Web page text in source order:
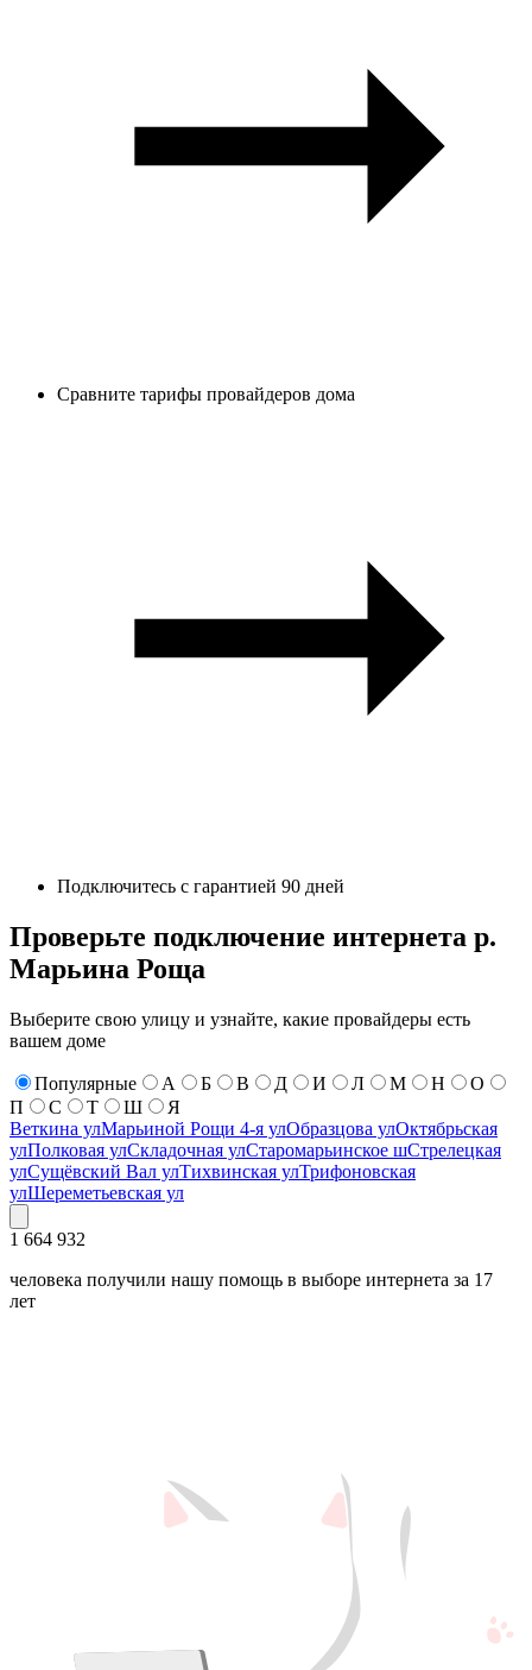
Сравните тарифы провайдеров дома
Подключитесь с гарантией 90 дней
Проверьте подключение интернета р.
Марьина Роща
Выберите свою улицу и узнайте, какие провайдеры есть
вашем доме
Популярные А Б В Д И Л М Н
О
П
С Т Ш
Я
Веткина улМарьиной Рощи 4-я улОбразцова улОктябрьская
улПолковая улСкладочная улСтаромарьинское шСтрелецкая
улСущёвский Вал улТихвинская улТрифоновская
улШереметьевская ул
1 664 932
человека получили нашу помощь в выборе интернета за 17
лет